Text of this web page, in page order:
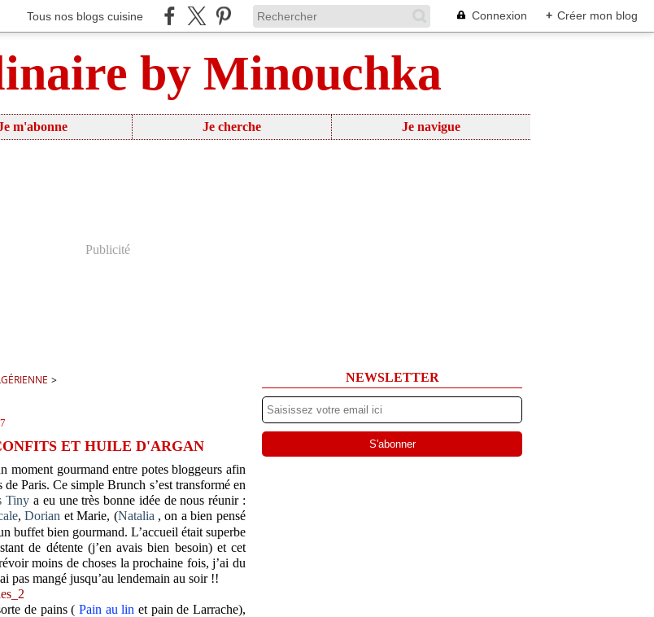
Tous nos blogs cuisine Connexion + Créer mon blog
by Minouchka
m'abonne Je cherche Je navigue
Publicité
>
ET HUILE D'ARGAN
moment gourmand entre potes bloggeurs afin
Paris. Ce simple Brunch s’est transformé en
Tiny a eu une très bonne idée de nous réunir :
,Dorian et Marie, (Natalia , on a bien pensé
buffet bien gourmand. L’accueil était superbe
de détente (j’en avais bien besoin) et cet
moins de choses la prochaine fois, j’ai du
pas mangé jusqu’au lendemain au soir !!
de pains (Pain au lin et pain de Larrache),
NEWSLETTER